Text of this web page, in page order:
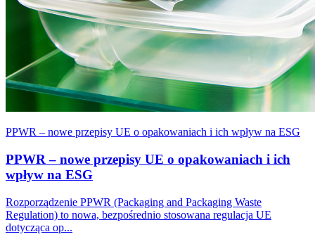
PPWR – nowe przepisy UE o opakowaniach i ich wpływ na ESG
PPWR – nowe przepisy UE o opakowaniach i ich
wpływ na ESG
Rozporządzenie PPWR (Packaging and Packaging Waste
Regulation) to nowa, bezpośrednio stosowana regulacja UE
dotycząca op...